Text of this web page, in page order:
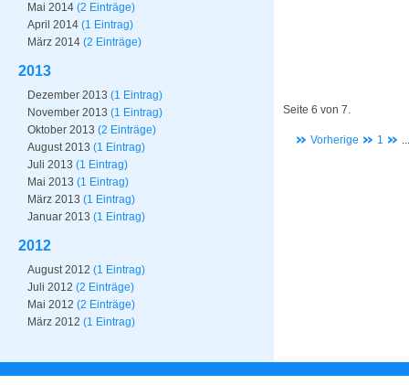
Mai 2014 (2 Einträge)
April 2014 (1 Eintrag)
März 2014 (2 Einträge)
2013
Dezember 2013 (1 Eintrag)
November 2013 (1 Eintrag)
Oktober 2013 (2 Einträge)
August 2013 (1 Eintrag)
Juli 2013 (1 Eintrag)
Mai 2013 (1 Eintrag)
März 2013 (1 Eintrag)
Januar 2013 (1 Eintrag)
2012
August 2012 (1 Eintrag)
Juli 2012 (2 Einträge)
Mai 2012 (2 Einträge)
März 2012 (1 Eintrag)
Seite 6 von 7.
Vorherige 1